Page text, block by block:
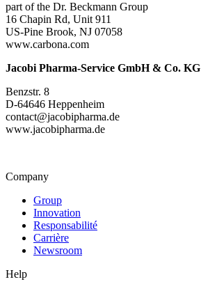
part of the Dr. Beckmann Group
16 Chapin Rd, Unit 911
US-Pine Brook, NJ 07058
www.carbona.com
Jacobi Pharma-Service GmbH & Co. KG
Benzstr. 8
D-64646 Heppenheim
contact@jacobipharma.de
www.jacobipharma.de
Company
Group
Innovation
Responsabilité
Carrière
Newsroom
Help